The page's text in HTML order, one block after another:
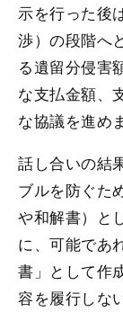
示を行った後
渉）の段階へ
る遺留分侵害
な支払金額、
な協議を進め
話し合いの結
ブルを防ぐた
や和解書）と
に、可能であ
書」として作
容を履行しな